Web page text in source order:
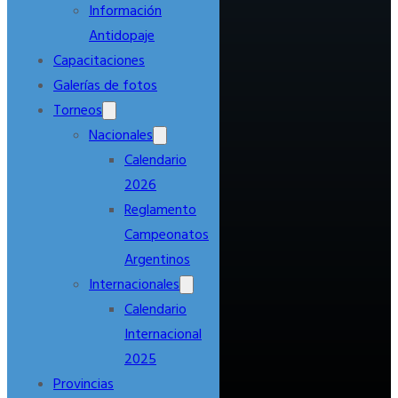
Información
Antidopaje
Capacitaciones
Galerías de fotos
Torneos
Nacionales
Calendario
2026
Reglamento
Campeonatos
Argentinos
Internacionales
Calendario
Internacional
2025
Provincias